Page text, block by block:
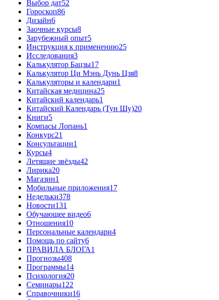
Выбор дат52
Гороскоп86
Дизайн6
Заочные курсы8
Зарубежный опыт5
Инструкция к применению25
Исследования3
Калькулятор Бацзы17
Калькулятор Ци Мэнь Дунь Цзя8
Калькуляторы и календари1
Китайская медицина25
Китайский календарь1
Китайский Календарь (Тун Шу)20
Книги5
Компасы Лопань1
Конкурс21
Консультации1
Курсы4
Летящие звёзды42
Лирика20
Магазин1
Мобильные приложения17
Недельки378
Новости131
Обучающее видео6
Отношения10
Персональные календари4
Помощь по сайту6
ПРАВИЛА БЛОГА1
Прогнозы408
Программы14
Психология20
Семинары122
Справочники16